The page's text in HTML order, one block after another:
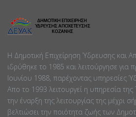
Η Δημοτική Επιχείρηση Ύδρευσης και
ιδρύθηκε το 1985 και λειτούργησε για
Ιουνίου 1988, παρέχοντας υπηρεσίες
Απο το 1993 λειτουργεί η υπηρεσία
την έναρξη της λειτουργίας της μέχρι
βελτιώσει την ποιότητα ζωής των